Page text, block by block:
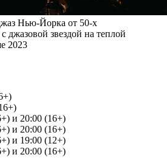
Нью-Йорка от 50-х
джазовой звездой на теплой
2023
и 20:00 (16+)
и 20:00 (16+)
и 19:00 (12+)
и 20:00 (16+)